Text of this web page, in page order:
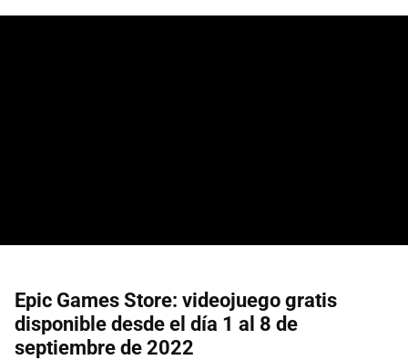
Epic Games Store: videojuego gratis
disponible desde el día 1 al 8 de
septiembre de 2022